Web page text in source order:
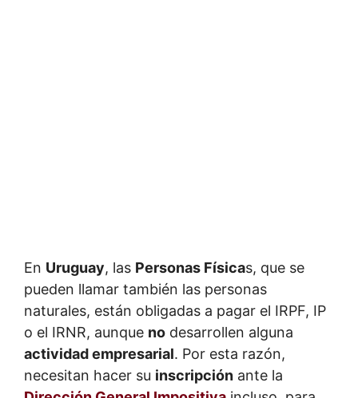
En Uruguay, las Personas Físicas, que se
pueden llamar también las personas
naturales, están obligadas a pagar el IRPF, IP
o el IRNR, aunque no desarrollen alguna
actividad empresarial. Por esta razón,
necesitan hacer su inscripción ante la